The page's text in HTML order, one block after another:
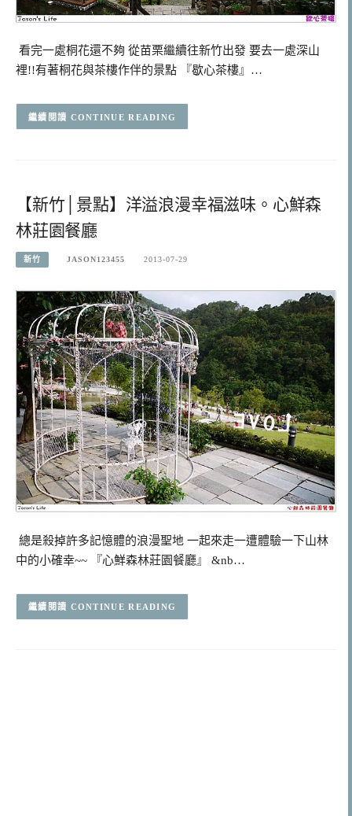
看完一處桐花還不夠 從苗栗繼續往新竹出發 要去一處深山
裡!!有著桐花與茶樓作伴的景點 『歇心茶樓』…
CONTINUE READING
【新竹│景點】洋溢浪漫幸福滋味。心鮮森
林莊園餐廳
新竹 JASON123455 2013-07-29
總是殺掉許多記憶體的浪漫聖地 一起來走一遭體驗一下山林
中的小確幸~~ 『心鮮森林莊園餐廳』 &nb…
CONTINUE READING